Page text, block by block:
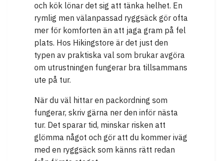
och kök lönar det sig att tänka helhet. En
rymlig men välanpassad ryggsäck gör ofta
mer för komforten än att jaga gram på fel
plats. Hos Hikingstore är det just den
typen av praktiska val som brukar avgöra
om utrustningen fungerar bra tillsammans
ute på tur.
När du väl hittar en packordning som
fungerar, skriv gärna ner den inför nästa
tur. Det sparar tid, minskar risken att
glömma något och gör att du kommer iväg
med en ryggsäck som känns rätt redan